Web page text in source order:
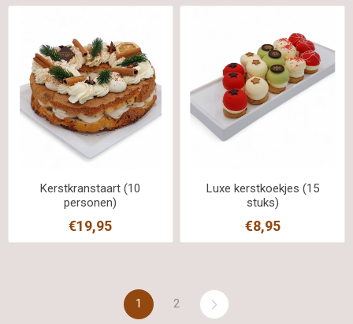
Kerstkranstaart (10
personen)
€19,95
Luxe kerstkoekjes (15
stuks)
€8,95
1 2